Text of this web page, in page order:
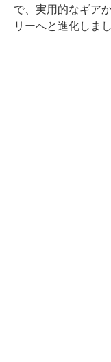
で、実用的なギア
リーへと進化しまし